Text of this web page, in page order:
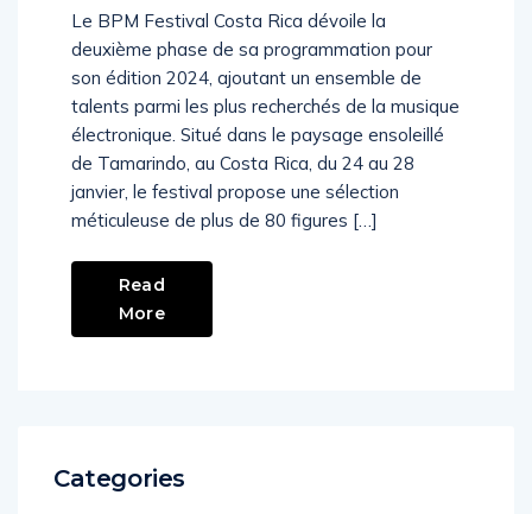
Le BPM Festival Costa Rica dévoile la
deuxième phase de sa programmation pour
son édition 2024, ajoutant un ensemble de
talents parmi les plus recherchés de la musique
électronique. Situé dans le paysage ensoleillé
de Tamarindo, au Costa Rica, du 24 au 28
janvier, le festival propose une sélection
méticuleuse de plus de 80 figures […]
Read
More
Categories